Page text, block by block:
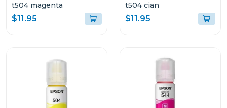
t504 magenta
$11.95
t504 cian
$11.95